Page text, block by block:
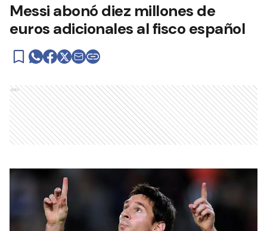
Messi abonó diez millones de
euros adicionales al fisco español
Ads